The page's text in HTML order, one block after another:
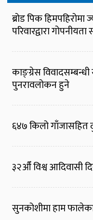
ब्रोड पिक
परिवारद्वारा
काङ्ग्रेस
पुनरावलोकन हुने
६४७ किलो गाँजासहित
३२औँ विश्व आदिवासी
सुनकोशीमा हाम